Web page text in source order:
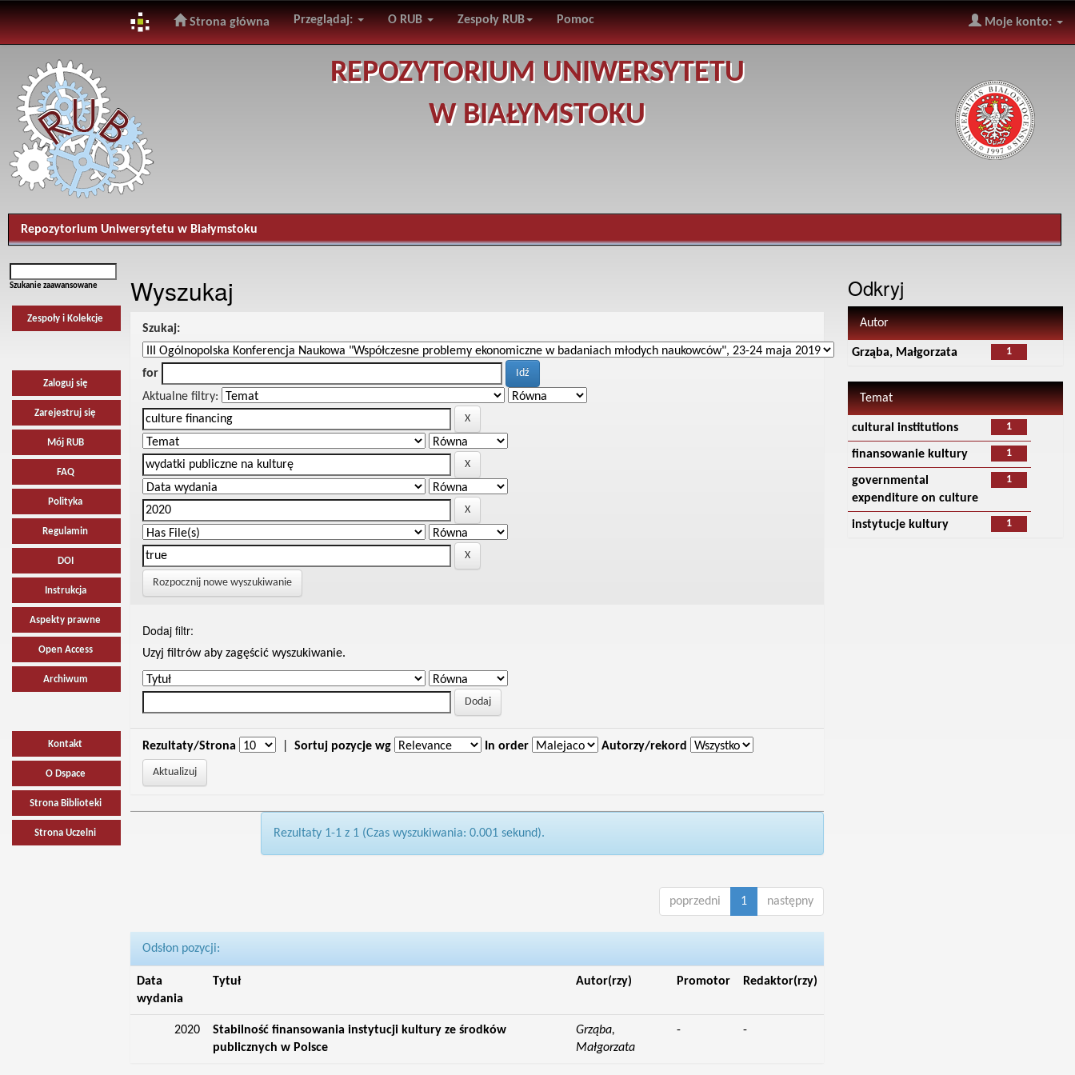
navigation
Strona główna Przeglądaj: O RUB Zespoły RUB Pomoc Moje konto:
REPOZYTORIUM UNIWERSYTETU
W BIAŁYMSTOKU
Repozytorium Uniwersytetu w Białymstoku
Szukanie zaawansowane
Zespoły i Kolekcje
Zaloguj się
Zarejestruj się
Mój RUB
FAQ
Polityka
Regulamin
DOI
Instrukcja
Aspekty prawne
Open Access
Archiwum
Kontakt
O Dspace
Strona Biblioteki
Strona Uczelni
Wyszukaj
Szukaj:
for
Aktualne filtry:
Rozpocznij nowe wyszukiwanie
Dodaj filtr:
Uzyj filtrów aby zagęścić wyszukiwanie.
Rezultaty/Strona Sortuj pozycje wg In order Autorzy/rekord
Rezultaty 1-1 z 1 (Czas wyszukiwania: 0.001 sekund).
poprzedni 1 następny
Odsłon pozycji:
Data
wydania
Tytuł Autor(rzy) Promotor Redaktor(rzy)
2020
Stabilność finansowania instytucji kultury ze środków
publicznych w Polsce
Grząba,
Małgorzata
- -
Odkryj
Autor
1
Grząba, Małgorzata
Temat
1
cultural institutions
1
finansowanie kultury
1
governmental
expenditure on culture
1
instytucje kultury